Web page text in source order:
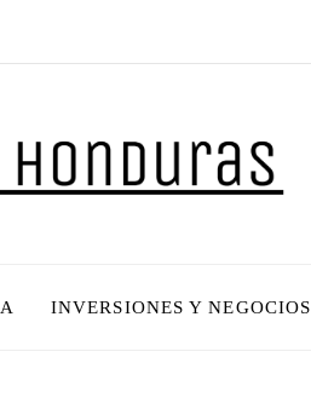
INVERSIONES Y NEGOCIOS